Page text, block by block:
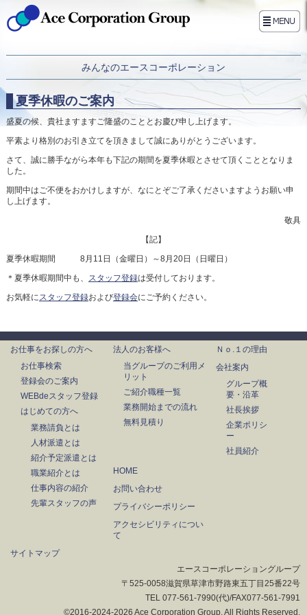
みんなのエースコーポレーション
夏季休暇のご案内
盛夏の候、貴社ますますご隆盛のこととお慶び申し上げます。
平素より格別のお引き立てを頂きまして誠にありがとうございます。
さて、誠に勝手ながら本年も下記の期間を夏季休暇とさせて頂くこととなりま
した。
期間中はご不便をおかけしますが、なにとぞご了承くださいますようお願い申
し上げます。
敬具
【記】
夏季休暇期間 8月11日（金曜日）～8月20日（日曜日）
＊夏季休暇期間中も、 スタッフ登録は受付しております。
お気軽にスタッフ登録および登録会にご予約ください。
お仕事をお探しの方へ
お仕事検索
登録会のご案内
WEBdeスタッフ登録
はじめての方へ
業務請負とは
人材派遣とは
紹介予定派遣とは
職業紹介とは
仕事内容の紹介
先輩スタッフの声
法人のお客様へ
当グループのご利用メ
リット
ご紹介職種一覧
業務開始までの流れ
無料見積り
Ｎｏ.１の理由
会社案内
グループ概
要・沿革
社長挨拶
企業ポリシ
ー
社員紹介
HOME
お問い合わせ
プライバシーポリシー
アクセシビリティについ
て
サイトマップ
エースコーポレーショングループ
〒525-0058滋賀県草津市野路東五丁目25番22号
TEL 077-561-7990(代)/FAX077-561-7991
©2016-2024-2026 Ace Corporation Group. All Rights Reserved.